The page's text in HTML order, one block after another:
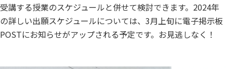
受講する授業のスケジュールと併せて検討できます。2024年
の詳しい出願スケジュールについては、3月上旬に電子掲示板
POSTにお知らせがアップされる予定です。お見逃しなく！